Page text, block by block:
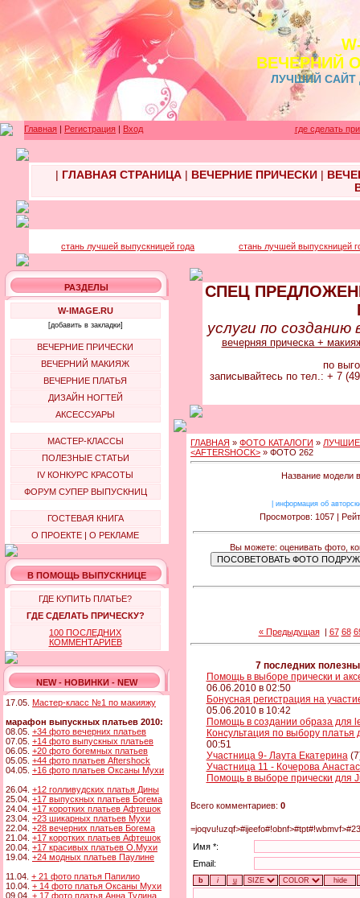
ВЕЧЕРНИЙ
ЛУЧШИЙ САЙТ
Главная | Регистрация | Вход где сделать
| ГЛАВНАЯ СТРАНИЦА| ВЕЧЕРНИЕ ПРИЧЕСКИ|
стань лучшей выпускницей года стань лучшей выпускницей
РАЗДЕЛЫ
W-IMAGE.RU
[добавить в закладки]
ВЕЧЕРНИЕ ПРИЧЕСКИ
ВЕЧЕРНИЙ МАКИЯЖ
ВЕЧЕРНИЕ ПЛАТЬЯ
ДИЗАЙН НОГТЕЙ
АКСЕССУАРЫ
МАСТЕР-КЛАССЫ
ПОЛЕЗНЫЕ СТАТЬИ
IV КОНКУРС КРАСОТЫ
ФОРУМ СУПЕР ВЫПУСКНИЦ
ГОСТЕВАЯ КНИГА
О ПРОЕКТЕ | О РЕКЛАМЕ
В ПОМОЩЬ ВЫПУСКНИЦЕ
ГДЕ КУПИТЬ ПЛАТЬЕ?
ГДЕ СДЕЛАТЬ ПРИЧЕСКУ?
100 ПОСЛЕДНИХ
КОММЕНТАРИЕВ
NEW - НОВИНКИ - NEW
17.05. Мастер-класс №1 по макияжу
марафон выпускных платьев 2010:
08.05. +34 фото вечерних платьев
07.05. +14 фото выпускных платьев
06.05. +20 фото богемных платьев
05.05. +44 фото платьев Aftershock
04.05. +16 фото платьев Оксаны Мухи
26.04. +12 голливудских платья Дины
25.04. +17 выпускных платьев Богема
24.04. +17 коротких платьев Афтешок
23.04. +23 шикарных платьев Мухи
22.04. +28 вечерних платьев Богема
21.04. +17 коротких платьев Афтешок
20.04. +17 красивых платьев О.Мухи
19.04. +24 модных платьев Паулине
11.04. + 21 фото платья Папилио
10.04. + 14 фото платья Оксаны Мухи
09.04. + 17 фото платья Анна Тулина
СПЕЦ
услуги по созданию
вечерняя прическа +
по
записывайтесь по тел.: + 7
ГЛАВНАЯ » ФОТО КАТАЛОГИ »
<AFTERSHOCK> » ФОТО 262
Название модели
информация об
Просмотров: 1057 |
Вы можете: оценивать фото,
« Предыдущая| 67 68
7 последних
Помощь в выборе прически и
06.06.2010 в 02:50
Бонусная регистрация на
05.06.2010 в 10:42
Помощь в создании образа для
Консультация по выбору платья
00:51
Участница 9- Лаута Екатерина
Участница 11 - Кочерова
Помощь в выборе прически для
Всего комментариев: 0
Имя *:
Email: